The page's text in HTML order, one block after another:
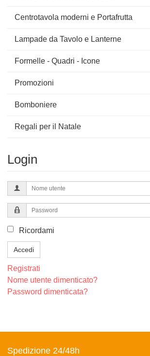
Centrotavola moderni e Portafrutta
Lampade da Tavolo e Lanterne
Formelle - Quadri - Icone
Promozioni
Bomboniere
Regali per il Natale
Login
Nome
utente
Password
Ricordami
Accedi
Registrati
Nome utente dimenticato?
Password dimenticata?
Spedizione 24/48h